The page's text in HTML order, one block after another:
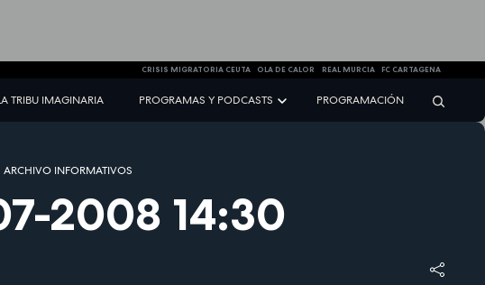
CRISIS MIGRATORIA CEUTA OLA DE CALOR REAL MURCIA FC CARTAGENA
TRIBU IMAGINARIA PROGRAMAS Y PODCASTS PROGRAMACIÓN
ARCHIVO INFORMATIVOS
2008 14:30